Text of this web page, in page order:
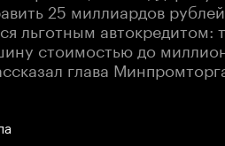
25 миллиардов
льготным
стоимостью до
глава